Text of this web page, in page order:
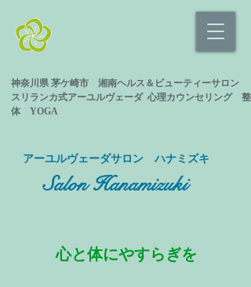
神奈川県 茅ケ崎市 湘南ヘルス＆ビューティーサロン
スリランカ式アーユルヴェーダ 心理カウンセリング 整
体 YOGA
​アーユルヴェーダサロン ハナミズキ
Salon Hanamizuki
心と体にやすらぎを